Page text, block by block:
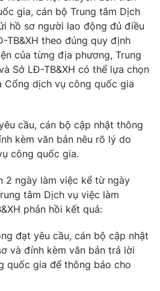
931 - 024.38 355 932
897 897
thức nếu không có sự chấp
nguồn VTV.vn khi phát hành lại
gia, cán bộ Trung tâm Dịch
hồ sơ người lao động đủ điều
TB&XH theo đúng quy định
của từng địa phương, Trung
Sở LĐ-TB&XH có thể lựa chọn
Cổng dịch vụ công quốc gia
cầu, cán bộ cập nhật thông
kèm văn bản nêu rõ lý do
công quốc gia.
2 ngày làm việc kể từ ngày
tâm Dịch vụ việc làm
phản hồi kết quả:
đạt yêu cầu, cán bộ cập nhật
và đính kèm văn bản trả lời
quốc gia để thông báo cho